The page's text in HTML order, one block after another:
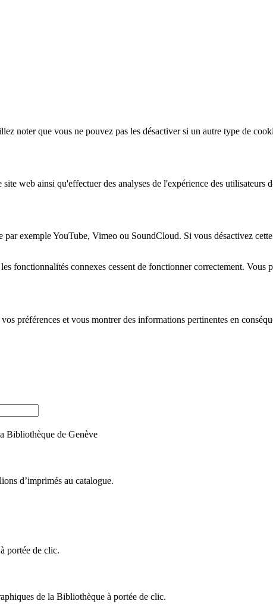
noter que vous ne pouvez pas les désactiver si un autre type de
web ainsi qu'effectuer des analyses de l'expérience des utilisateurs
exemple YouTube, Vimeo ou SoundCloud. Si vous désactivez
fonctionnalités connexes cessent de fonctionner correctement. Vous
préférences et vous montrer des informations pertinentes en
Bibliothèque de Genève
d’imprimés au catalogue.
portée de clic.
de la Bibliothèque à portée de clic.